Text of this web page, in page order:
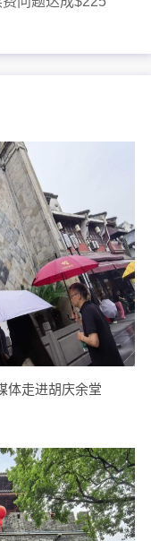
会自动收到赔偿
走进胡庆余堂